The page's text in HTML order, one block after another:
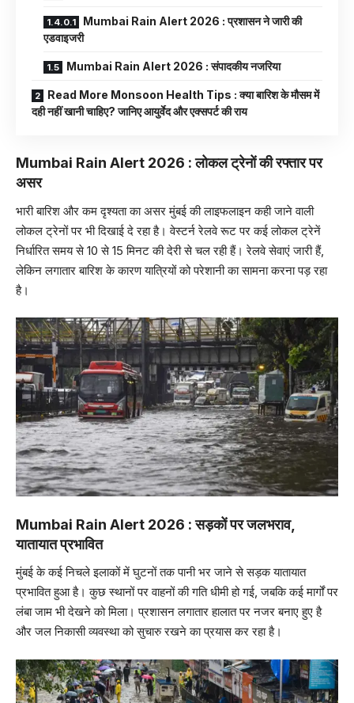
Mumbai Rain Alert 2026 : प्रशासन ने जारी की
एडवाइजरी
Mumbai Rain Alert 2026 : संपादकीय नजरिया
Read More Monsoon Health Tips : क्या बारिश के मौसम में
दही नहीं खानी चाहिए? जानिए आयुर्वेद और एक्सपर्ट की राय
Mumbai Rain Alert 2026 : लोकल ट्रेनों की रफ्तार पर
असर
भारी बारिश और कम दृश्यता का असर मुंबई की लाइफलाइन कही जाने वाली
लोकल ट्रेनों पर भी दिखाई दे रहा है। वेस्टर्न रेलवे रूट पर कई लोकल ट्रेनें
निर्धारित समय से 10 से 15 मिनट की देरी से चल रही हैं। रेलवे सेवाएं जारी हैं,
लेकिन लगातार बारिश के कारण यात्रियों को परेशानी का सामना करना पड़ रहा
है।
Mumbai Rain Alert 2026 : सड़कों पर जलभराव,
यातायात प्रभावित
मुंबई के कई निचले इलाकों में घुटनों तक पानी भर जाने से सड़क यातायात
प्रभावित हुआ है। कुछ स्थानों पर वाहनों की गति धीमी हो गई, जबकि कई मार्गों पर
लंबा जाम भी देखने को मिला। प्रशासन लगातार हालात पर नजर बनाए हुए है
और जल निकासी व्यवस्था को सुचारु रखने का प्रयास कर रहा है।